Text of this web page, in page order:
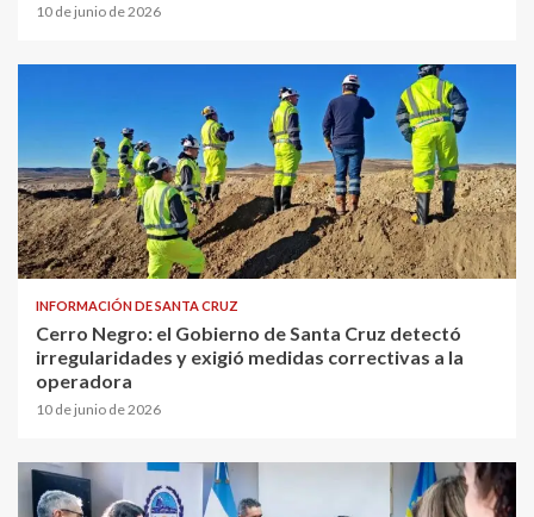
10 de junio de 2026
INFORMACIÓN DE SANTA CRUZ
Cerro Negro: el Gobierno de Santa Cruz detectó
irregularidades y exigió medidas correctivas a la
operadora
10 de junio de 2026